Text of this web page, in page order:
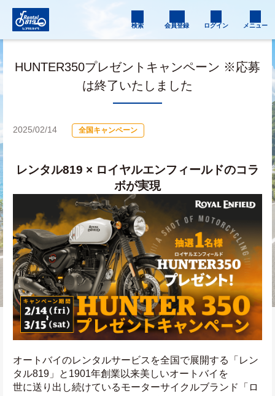
検索 会員登録 ログイン メニュー
HUNTER350プレゼントキャンペーン ※応募
は終了いたしました
2025/02/14 全国キャンペーン
レンタル819 × ロイヤルエンフィールドのコラ
ボが実現
オートバイのレンタルサービスを全国で展開する「レン
タル819」と1901年創業以来美しいオートバイを
世に送り出し続けているモーターサイクルブランド「ロ